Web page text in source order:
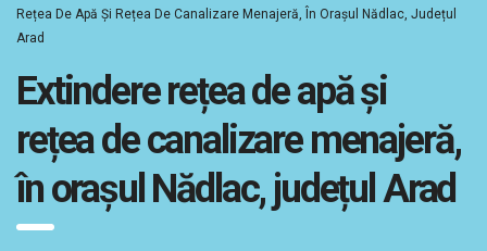
Rețea De Apă Și Rețea De Canalizare Menajeră, În Orașul Nădlac, Județul
Arad
Extindere rețea de apă și
rețea de canalizare menajeră,
în orașul Nădlac, județul Arad